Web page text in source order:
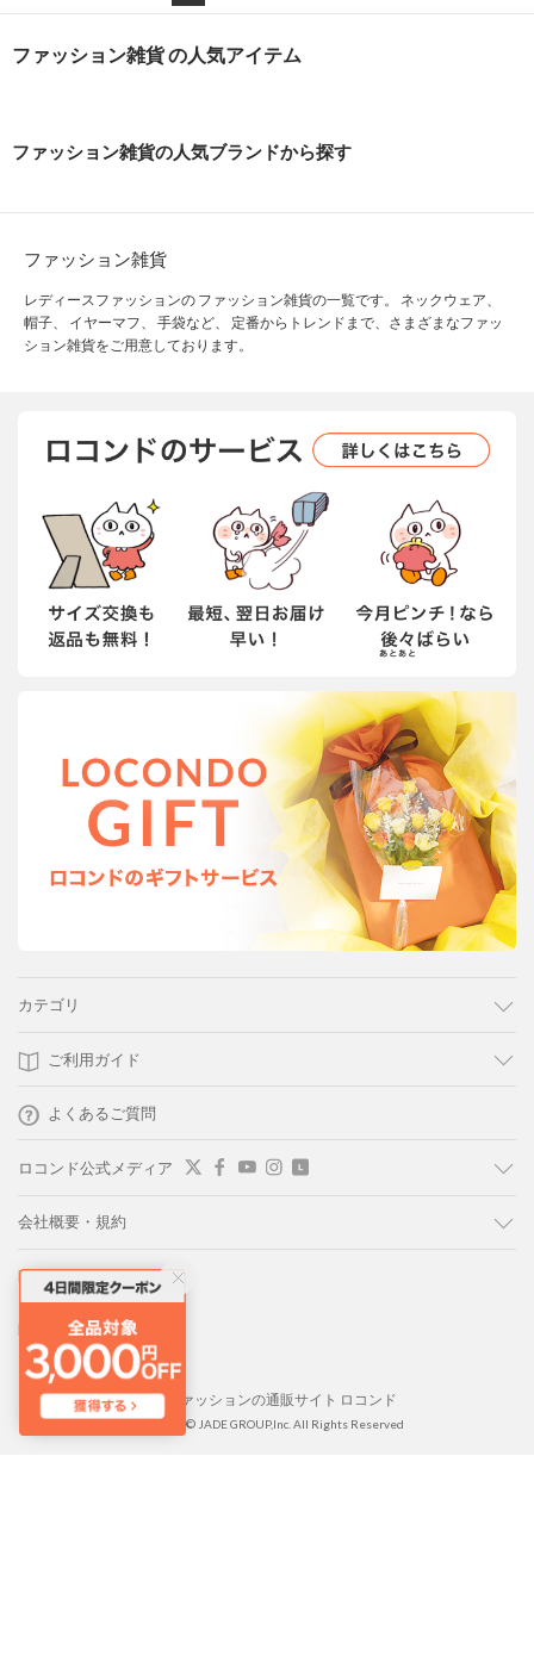
ファッション雑貨 の人気アイテム
ファッション雑貨の人気ブランドから探す
ファッション雑貨
レディースファッションの ファッション雑貨の一覧です。 ネックウェア、
帽子、 イヤーマフ、 手袋など、 定番からトレンドまで、さまざまなファッ
ション雑貨をご用意しております。
カテゴリ
ご利用ガイド
よくあるご質問
ロコンド公式メディア
会社概要・規約
LOCONDO PC版
LOCONDO アプリ
靴とファッションの通販サイト ロコンド
Copyright © JADE GROUP,Inc. All Rights Reserved